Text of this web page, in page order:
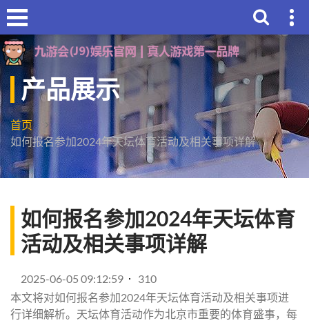
产品展示
首页
如何报名参加2024年天坛体育活动及相关事项详解
如何报名参加2024年天坛体育
活动及相关事项详解
2025-06-05 09:12:59
310
本文将对如何报名参加2024年天坛体育活动及相关事项进
行详细解析。天坛体育活动作为北京市重要的体育盛事，每